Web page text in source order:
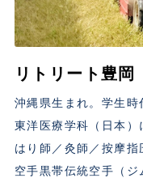
リトリート豊
沖縄県生まれ。学生時
東洋医療学科（日本）
はり師／灸師／按摩
空手黒帯伝統空手（